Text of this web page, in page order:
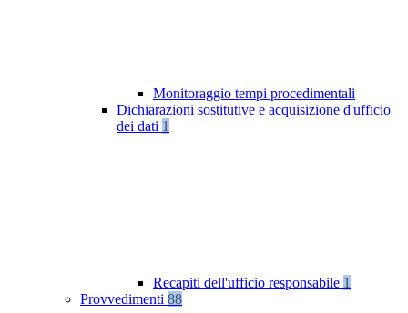
Monitoraggio tempi procedimentali
Dichiarazioni sostitutive e acquisizione d'ufficio
dei dati 1
Recapiti dell'ufficio responsabile 1
Provvedimenti 88